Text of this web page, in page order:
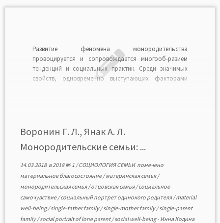
Развитие феномена монородительства
провоцируется и сопровождается многооб-разием
тенденций и социальных практик. Среди значимых
свойств, одновременно выступающих факторами
уровень социального самочувствия семей.
Использование результатов Всероссийской переписи
населения 2010 г., Микропереписи населения […]
Воронин Г. Л., Янак А. Л.
Монородительские семьи: ...
14.03.2018в2018 № 1 /СОЦИОЛОГИЯ СЕМЬИ помечено
материальное благосостояние/материнская семья/
монородительская семья/отцовская семья/социальное
самочувствие/социальный портрет одинокого родителя/material
well-being/single-father family/single-mother family/single-parent
family/social portrait of lone parent/social well-being- Инна Кодина